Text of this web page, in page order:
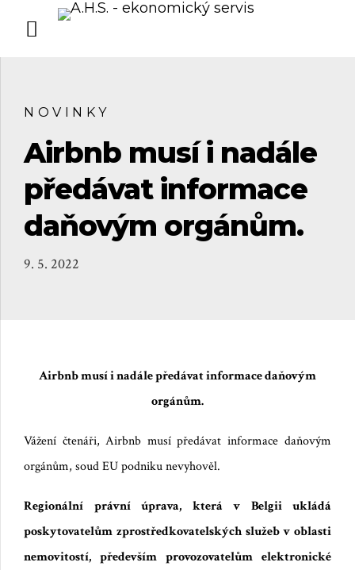
NOVINKY
Airbnb musí i nadále
předávat informace
daňovým orgánům.
9. 5. 2022
Airbnb musí i nadále předávat informace daňovým
orgánům.
Vážení čtenáři, Airbnb musí předávat informace daňovým
orgánům, soud EU podniku nevyhověl.
Regionální právní úprava, která v Belgii ukládá
poskytovatelům zprostředkovatelských služeb v oblasti
nemovitostí, především provozovatelům elektronické